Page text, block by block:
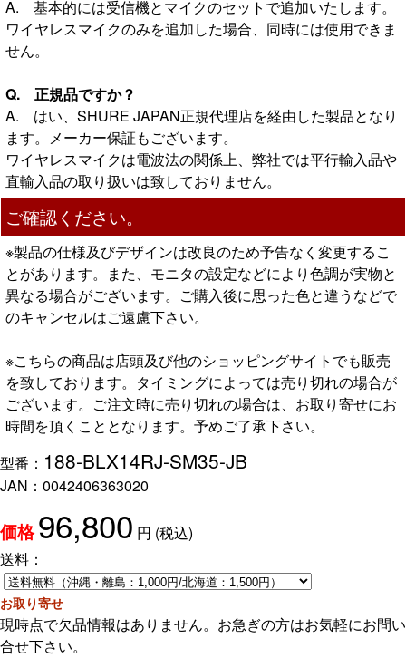
A. 基本的には受信機とマイクのセットで追加いたします。
ワイヤレスマイクのみを追加した場合、同時には使用できま
せん。
Q. 正規品ですか？
A. はい、SHURE JAPAN正規代理店を経由した製品となり
ます。メーカー保証もございます。
ワイヤレスマイクは電波法の関係上、弊社では平行輸入品や
直輸入品の取り扱いは致しておりません。
ご確認ください。
※製品の仕様及びデザインは改良のため予告なく変更するこ
とがあります。また、モニタの設定などにより色調が実物と
異なる場合がございます。ご購入後に思った色と違うなどで
のキャンセルはご遠慮下さい。
※こちらの商品は店頭及び他のショッピングサイトでも販売
を致しております。タイミングによっては売り切れの場合が
ございます。ご注文時に売り切れの場合は、お取り寄せにお
時間を頂くこととなります。予めご了承下さい。
型番： 188-BLX14RJ-SM35-JB
JAN： 0042406363020
価格 96,800 円 (税込)
送料：
お取り寄せ
現時点で欠品情報はありません。お急ぎの方はお気軽にお問い
合せ下さい。